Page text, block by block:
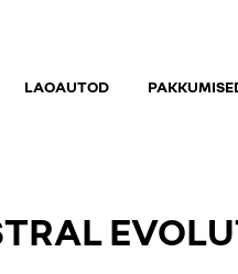
LAOAUTOD